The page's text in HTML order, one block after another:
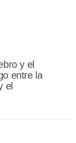
y el
entre la
el